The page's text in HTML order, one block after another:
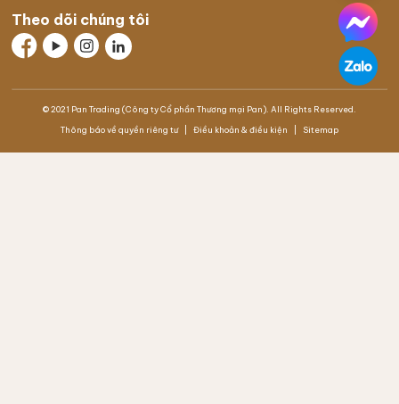
Theo dõi chúng tôi
© 2021 Pan Trading (Công ty Cổ phần Thương mại Pan). All Rights Reserved.
Thông báo về quyền riêng tư Điều khoản & điều kiện Sitemap